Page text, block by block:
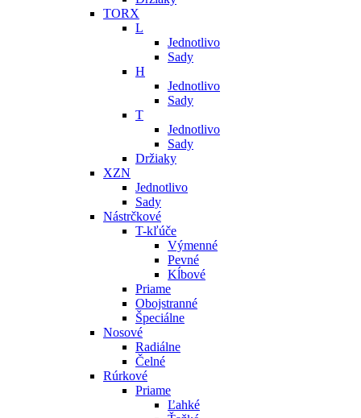
TORX
L
Jednotlivo
Sady
H
Jednotlivo
Sady
T
Jednotlivo
Sady
Držiaky
XZN
Jednotlivo
Sady
Nástrčkové
T-kľúče
Výmenné
Pevné
Kĺbové
Priame
Obojstranné
Špeciálne
Nosové
Radiálne
Čelné
Rúrkové
Priame
Ľahké